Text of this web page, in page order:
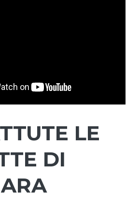
LE
DI